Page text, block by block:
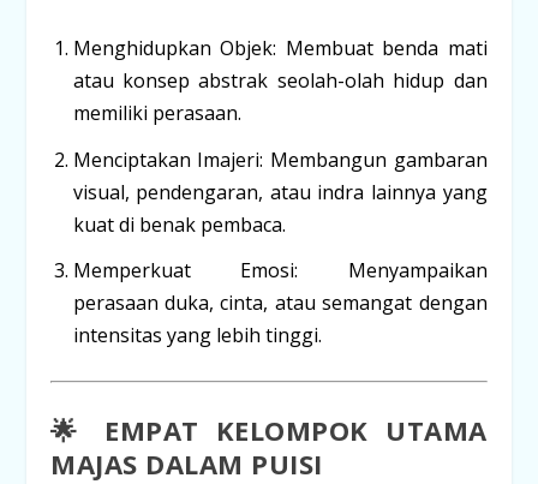
Menghidupkan Objek: Membuat benda mati
atau konsep abstrak seolah-olah hidup dan
memiliki perasaan.
Menciptakan Imajeri: Membangun gambaran
visual, pendengaran, atau indra lainnya yang
kuat di benak pembaca.
Memperkuat Emosi: Menyampaikan
perasaan duka, cinta, atau semangat dengan
intensitas yang lebih tinggi.
🌟 EMPAT KELOMPOK UTAMA
MAJAS DALAM PUISI